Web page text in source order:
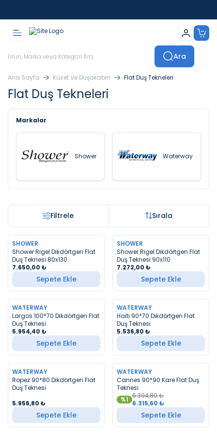
Ara
Ana Sayfa Küvet Ve Duşakabin Flat Duş Tekneleri
Flat Duş Tekneleri
Markalar
Shower Waterway
Filtrele Sırala
YENI
SHOWER
Shower Rigel Dikdörtgen Flat
Duş Teknesi 80x130
7.650,00 ₺
Sepete Ekle
YENI
SHOWER
Shower Rigel Dikdörtgen Flat
Duş Teknesi 90x110
7.272,00 ₺
Sepete Ekle
YENI
WATERWAY
Largos 100*70 Dikdörtgen Flat
Duş Teknesi
5.954,40 ₺
Sepete Ekle
YENI
WATERWAY
Haiti 90*70 Dikdörtgen Flat
Duş Teknesi
5.536,80 ₺
Sepete Ekle
YENI
WATERWAY
Ropez 90*80 Dikdörtgen Flat
Duş Teknesi
5.956,80 ₺
Sepete Ekle
YENI
WATERWAY
Cannes 90*90 Kare Flat Duş
Teknesi
%1 6.394,80₺
6.315,60 ₺
Sepete Ekle